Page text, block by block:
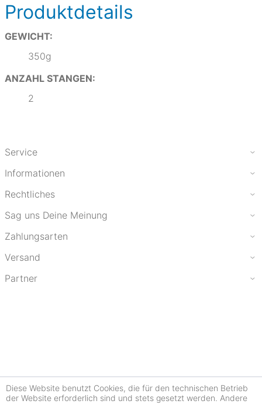
Produktdetails
GEWICHT:
350g
ANZAHL STANGEN:
2
Service
Informationen
Rechtliches
Sag uns Deine Meinung
Zahlungsarten
Versand
Partner
Diese Website benutzt Cookies, die für den technischen Betrieb
der Website erforderlich sind und stets gesetzt werden. Andere